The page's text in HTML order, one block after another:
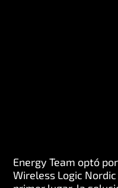
Energy Team optó
Wireless Logic